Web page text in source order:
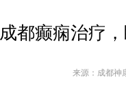
成都癫痫治疗
来源：成都神